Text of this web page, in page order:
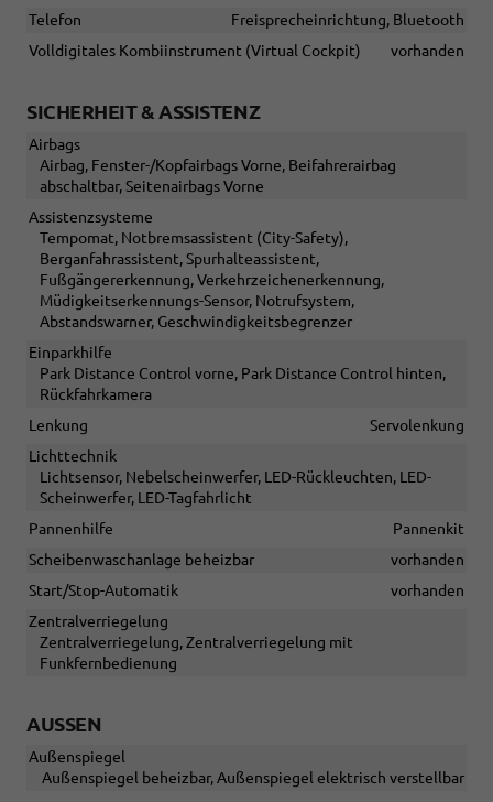
Telefon
Freisprecheinrichtung, Bluetooth
Volldigitales Kombiinstrument (Virtual Cockpit)
vorhanden
SICHERHEIT & ASSISTENZ
Airbags
Airbag, Fenster-/Kopfairbags Vorne, Beifahrerairbag
abschaltbar, Seitenairbags Vorne
Assistenzsysteme
Tempomat, Notbremsassistent (City-Safety),
Berganfahrassistent, Spurhalteassistent,
Fußgängererkennung, Verkehrzeichenerkennung,
Müdigkeitserkennungs-Sensor, Notrufsystem,
Abstandswarner, Geschwindigkeitsbegrenzer
Einparkhilfe
Park Distance Control vorne, Park Distance Control hinten,
Rückfahrkamera
Lenkung
Servolenkung
Lichttechnik
Lichtsensor, Nebelscheinwerfer, LED-Rückleuchten, LED-
Scheinwerfer, LED-Tagfahrlicht
Pannenhilfe
Pannenkit
Scheibenwaschanlage beheizbar
vorhanden
Start/Stop-Automatik
vorhanden
Zentralverriegelung
Zentralverriegelung, Zentralverriegelung mit
Funkfernbedienung
AUSSEN
Außenspiegel
Außenspiegel beheizbar, Außenspiegel elektrisch verstellbar